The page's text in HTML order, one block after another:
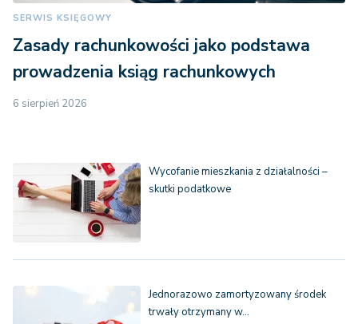
SERWIS KSIĘGOWY
Zasady rachunkowości jako podstawa
prowadzenia ksiąg rachunkowych
6 sierpień 2026
Wycofanie mieszkania z działalności –
skutki podatkowe
Jednorazowo zamortyzowany środek
trwały otrzymany w…